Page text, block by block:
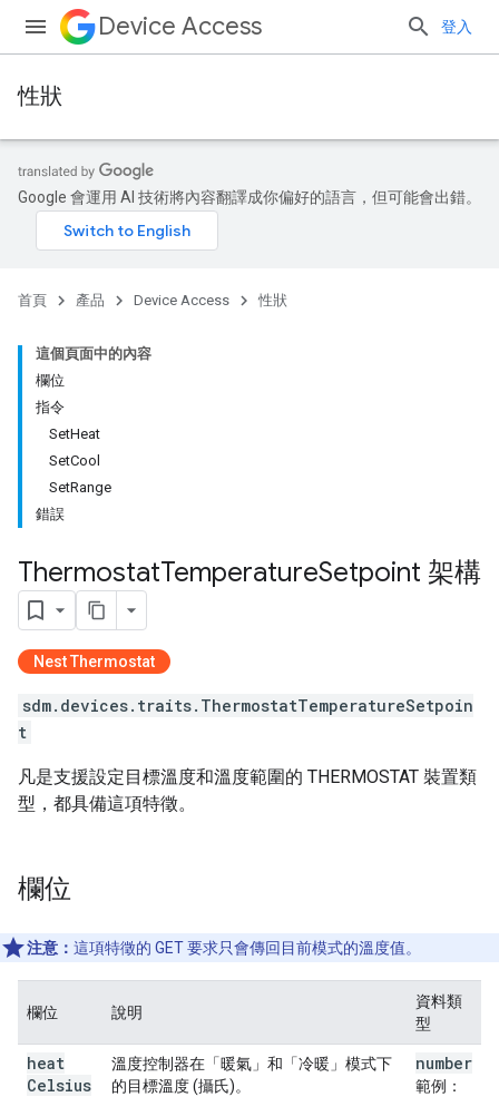
Device Access 登入
性狀
Google 會運用 AI 技術將內容翻譯成你偏好的語言，但可能會出錯。
首頁 產品 Device Access 性狀
這個頁面中的內容
欄位
指令
SetHeat
SetCool
SetRange
錯誤
ThermostatTemperatureSetpoint 架構
Nest Thermostat
sdm.devices.traits.ThermostatTemperatureSetpoin
t
凡是支援設定目標溫度和溫度範圍的 THERMOSTAT 裝置類
型，都具備這項特徵。
欄位
注意： 這項特徵的 GET 要求只會傳回目前模式的溫度值。
欄位 說明
資料類
型
heat
Celsius
溫度控制器在「暖氣」和「冷暖」模式下
的目標溫度 (攝氏)。
number
範例：